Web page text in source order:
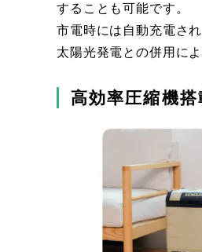
することも可能です。
市電時には自動充電さ
太陽光発電との併用に
高効率圧縮機搭